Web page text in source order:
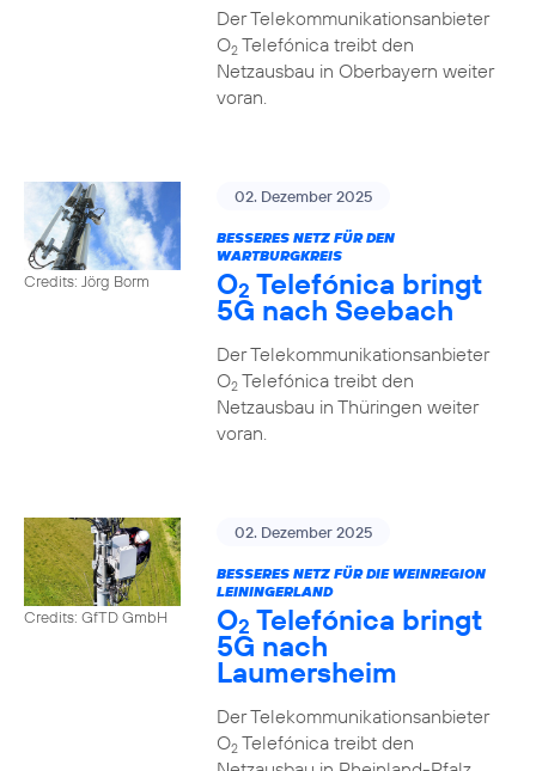
Der Telekommunikationsanbieter
O2Telefónica treibt den
Netzausbau in Oberbayern weiter
voran.
Credits: Jörg Borm
02. Dezember 2025
BESSERES NETZ FÜR DEN
WARTBURGKREIS
O2 Telefónica bringt
5G nach Seebach
Der Telekommunikationsanbieter
O2Telefónica treibt den
Netzausbau in Thüringen weiter
voran.
Credits: GfTD GmbH
02. Dezember 2025
BESSERES NETZ FÜR DIE WEINREGION
LEININGERLAND
O2 Telefónica bringt
5G nach
Laumersheim
Der Telekommunikationsanbieter
O2Telefónica treibt den